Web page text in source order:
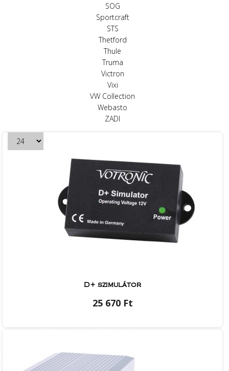
SOG
Sportcraft
STS
Thetford
Thule
Truma
Victron
Vixi
VW Collection
Webasto
ZADI
D+ szimulátor
25 670 Ft